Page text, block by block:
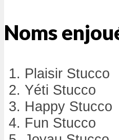
Noms
Plaisir Stucco
Yéti Stucco
Happy Stucco
Fun Stucco